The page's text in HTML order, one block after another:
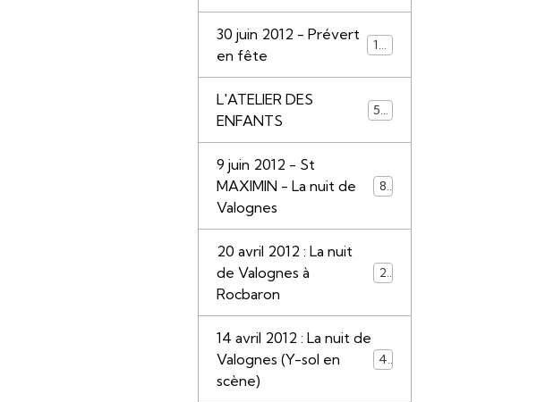
30 juin 2012 - Prévert
en fête
110
L'ATELIER DES
ENFANTS
55
9 juin 2012 - St
MAXIMIN - La nuit de
Valognes
85
20 avril 2012 : La nuit
de Valognes à
Rocbaron
28
14 avril 2012 : La nuit de
Valognes (Y-sol en
scène)
45